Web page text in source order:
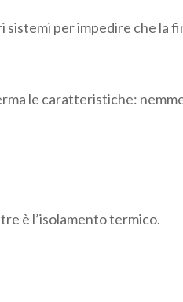
sistemi per impedire che la
le caratteristiche:
è l’isolamento termico.